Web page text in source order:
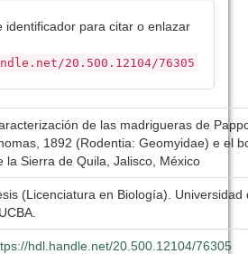
identificador para citar o enlazar
20.500.12104/76305
de las madrigueras de
1892 (Rodentia: Geomyidae) e el
la Sierra de Quila, Jalisco, México
(Licenciatura en Biología). Universidad
hdl.handle.net/20.500.12104/76305